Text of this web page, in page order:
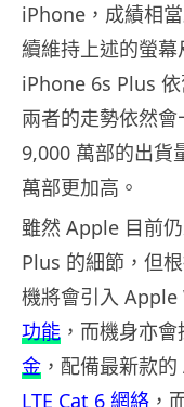
iPhone，成績相
續維持上述的螢
iPhone 6s Plus
兩者的走勢依然
9,000 萬部的出貨
萬部更加高。
雖然 Apple 目前
Plus 的細節，但
機將會引入
功能 ，而機身亦
金 ，配備最新款
LTE Cat 6 網絡 ，